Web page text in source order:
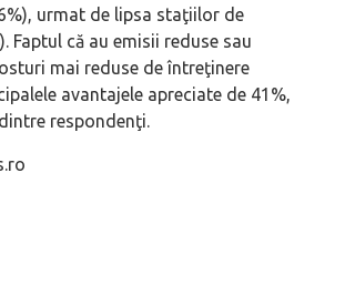
urmat de lipsa staţiilor de
Faptul că au emisii reduse sau
mai reduse de întreţinere
avantajele apreciate de 41%,
respondenţi.